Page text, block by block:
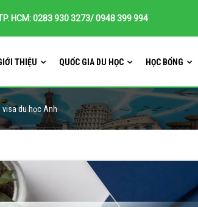
HCM: 0283 930 3273/ 0948 399 994
THIỆU QUỐC GIA DU HỌC HỌC BỔNG
visa du học Anh